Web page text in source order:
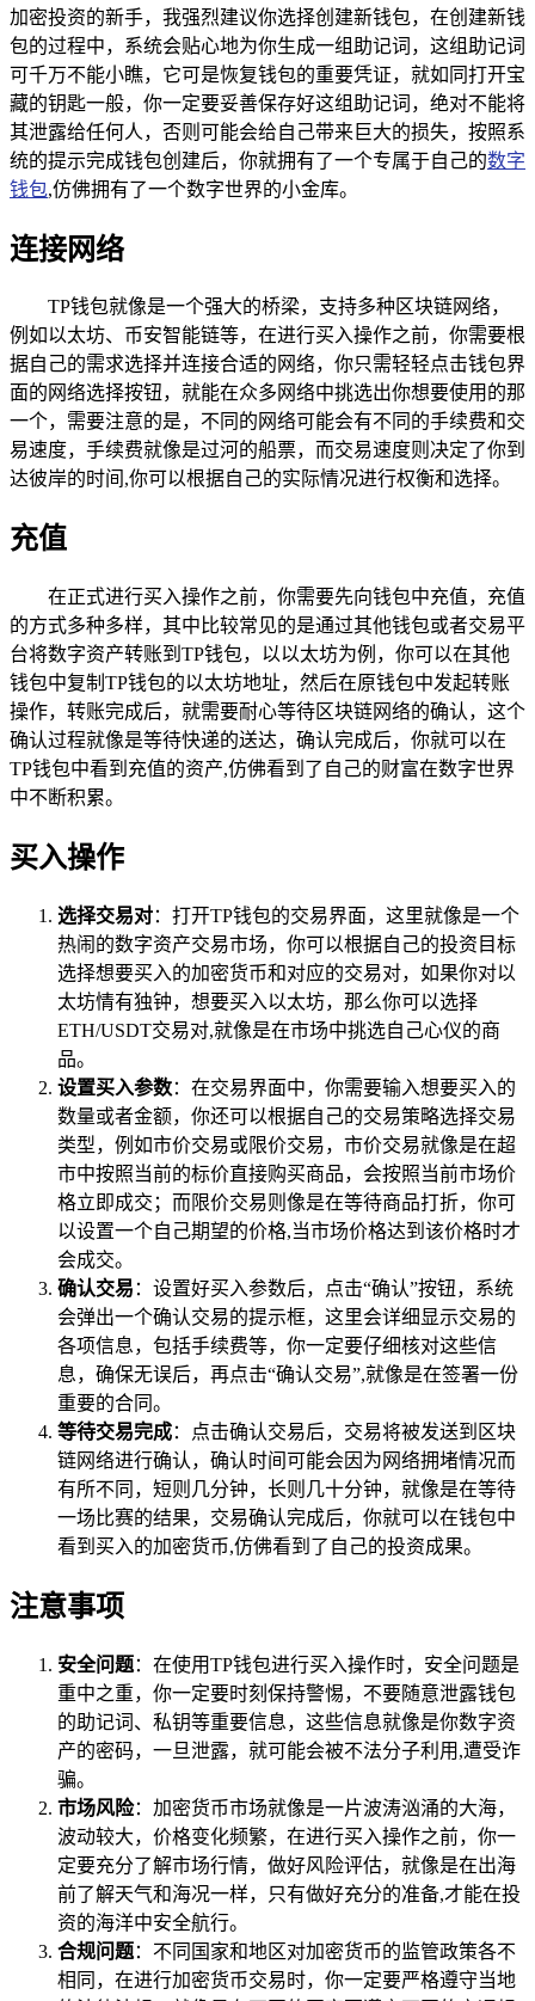
加密投资的新手，我强烈建议你选择创建新钱包，在创建新钱
包的过程中，系统会贴心地为你生成一组助记词，这组助记词
可千万不能小瞧，它可是恢复钱包的重要凭证，就如同打开宝
藏的钥匙一般，你一定要妥善保存好这组助记词，绝对不能将
其泄露给任何人，否则可能会给自己带来巨大的损失，按照系
统的提示完成钱包创建后，你就拥有了一个专属于自己的数字
钱包,仿佛拥有了一个数字世界的小金库。
连接网络
TP钱包就像是一个强大的桥梁，支持多种区块链网络，
例如以太坊、币安智能链等，在进行买入操作之前，你需要根
据自己的需求选择并连接合适的网络，你只需轻轻点击钱包界
面的网络选择按钮，就能在众多网络中挑选出你想要使用的那
一个，需要注意的是，不同的网络可能会有不同的手续费和交
易速度，手续费就像是过河的船票，而交易速度则决定了你到
达彼岸的时间,你可以根据自己的实际情况进行权衡和选择。
充值
在正式进行买入操作之前，你需要先向钱包中充值，充值
的方式多种多样，其中比较常见的是通过其他钱包或者交易平
台将数字资产转账到TP钱包，以以太坊为例，你可以在其他
钱包中复制TP钱包的以太坊地址，然后在原钱包中发起转账
操作，转账完成后，就需要耐心等待区块链网络的确认，这个
确认过程就像是等待快递的送达，确认完成后，你就可以在
TP钱包中看到充值的资产,仿佛看到了自己的财富在数字世界
中不断积累。
买入操作
选择交易对：打开TP钱包的交易界面，这里就像是一个
热闹的数字资产交易市场，你可以根据自己的投资目标
选择想要买入的加密货币和对应的交易对，如果你对以
太坊情有独钟，想要买入以太坊，那么你可以选择
ETH/USDT交易对,就像是在市场中挑选自己心仪的商
品。
设置买入参数：在交易界面中，你需要输入想要买入的
数量或者金额，你还可以根据自己的交易策略选择交易
类型，例如市价交易或限价交易，市价交易就像是在超
市中按照当前的标价直接购买商品，会按照当前市场价
格立即成交；而限价交易则像是在等待商品打折，你可
以设置一个自己期望的价格,当市场价格达到该价格时才
会成交。
确认交易 ：设置好买入参数后，点击“确认”按钮，系统
会弹出一个确认交易的提示框，这里会详细显示交易的
各项信息，包括手续费等，你一定要仔细核对这些信
息，确保无误后，再点击“确认交易”,就像是在签署一份
重要的合同。
等待交易完成：点击确认交易后，交易将被发送到区块
链网络进行确认，确认时间可能会因为网络拥堵情况而
有所不同，短则几分钟，长则几十分钟，就像是在等待
一场比赛的结果，交易确认完成后，你就可以在钱包中
看到买入的加密货币,仿佛看到了自己的投资成果。
注意事项
安全问题：在使用TP钱包进行买入操作时，安全问题是
重中之重，你一定要时刻保持警惕，不要随意泄露钱包
的助记词、私钥等重要信息，这些信息就像是你数字资
产的密码，一旦泄露，就可能会被不法分子利用,遭受诈
骗。
市场风险：加密货币市场就像是一片波涛汹涌的大海，
波动较大，价格变化频繁，在进行买入操作之前，你一
定要充分了解市场行情，做好风险评估，就像是在出海
前了解天气和海况一样，只有做好充分的准备,才能在投
资的海洋中安全航行。
合规问题：不同国家和地区对加密货币的监管政策各不
相同，在进行加密货币交易时，你一定要严格遵守当地